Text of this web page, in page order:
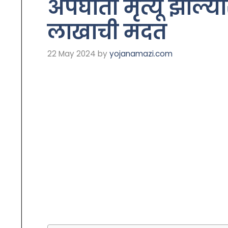
अपघाती मृत्यू
लाखाची मदत
22 May 2024 by yojanamazi.com